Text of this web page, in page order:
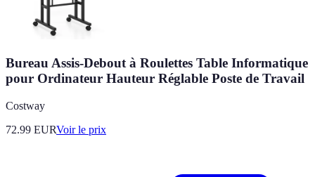
Bureau Assis-Debout à Roulettes Table Informatique
pour Ordinateur Hauteur Réglable Poste de Travail
Costway
72.99 EURVoir le prix